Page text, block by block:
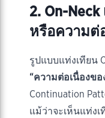
2. On-
หรือความต่
รูปแบบแท่งเทียน
“ความต่อเนื่องข
Continuation
แม้ว่าจะเห็นแท่ง